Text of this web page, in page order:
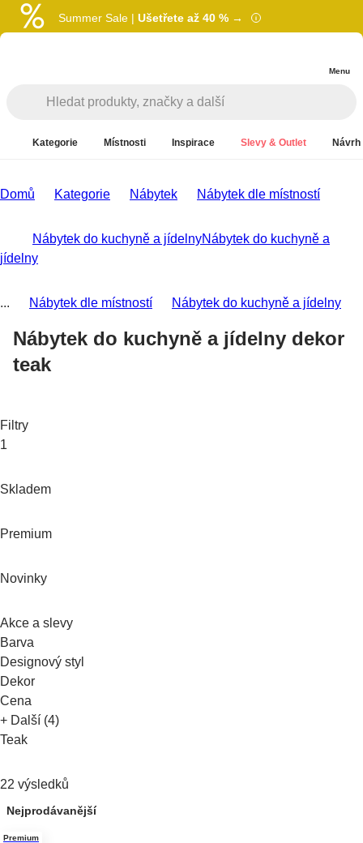
Summer Sale | Ušetřete až 40 % →
Menu
Kategorie Místnosti Inspirace Slevy & Outlet
Domů Kategorie Nábytek Nábytek dle místností
Nábytek do kuchyně a jídelnyNábytek do kuchyně a
jídelny
... Nábytek dle místností Nábytek do kuchyně a jídelny
Nábytek do kuchyně a jídelny dekor
teak
Filtry
1
Skladem
Premium
Novinky
Akce a slevy
Barva
Designový styl
Dekor
Cena
+ Další (4)
Teak
22 výsledků
Nejprodávanější
Premium